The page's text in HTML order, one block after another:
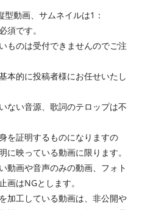
型動画、サムネイルは1：
須です。
ものは受付できませんのでご注
本的に投稿者様にお任せいたし
ない音源、歌詞のテロップは不
を証明するものになりますの
に映っている動画に限ります。
動画や音声のみの動画、フォト
画はNGとします。
加工している動画は、非公開や